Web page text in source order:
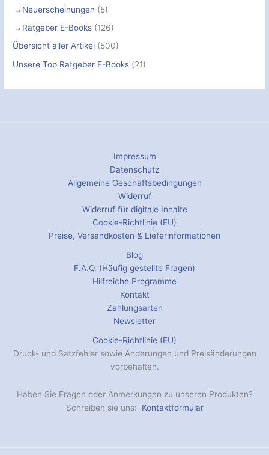
Neuerscheinungen (5)
Ratgeber E-Books (126)
Übersicht aller Artikel (500)
Unsere Top Ratgeber E-Books (21)
Impressum
Datenschutz
Allgemeine Geschäftsbedingungen
Widerruf
Widerruf für digitale Inhalte
Cookie-Richtlinie (EU)
Preise, Versandkosten & Lieferinformationen
Blog
F.A.Q. (Häufig gestellte Fragen)
Hilfreiche Programme
Kontakt
Zahlungsarten
Newsletter
Cookie-Richtlinie (EU)
Druck- und Satzfehler sowie Änderungen und Preisänderungen
vorbehalten.
Haben Sie Fragen oder Anmerkungen zu unseren Produkten?
Schreiben sie uns: Kontaktformular